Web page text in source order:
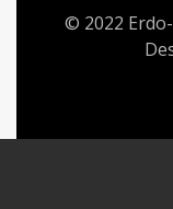
© 2022